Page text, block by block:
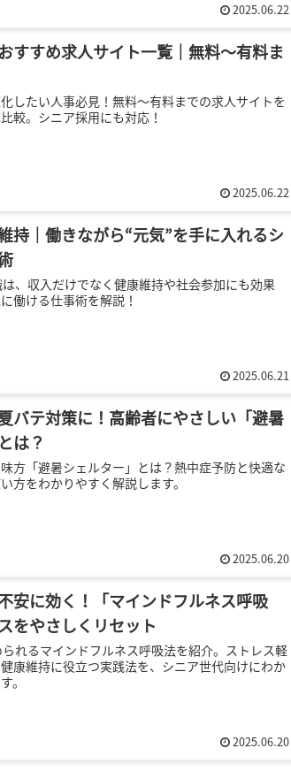
2025.06.22
すすめ求人サイト一覧｜無料～有料ま
したい人事必見！無料〜有料までの求人サイトを
較。シニア採用にも対応！
2025.06.22
持｜働きながら“元気”を手に入れるシ
、収入だけでなく健康維持や社会参加にも効果
働ける仕事術を解説！
2025.06.21
バテ対策に！高齢者にやさしい「避暑
は？
方「避暑シェルター」とは？熱中症予防と快適な
方をわかりやすく解説します。
2025.06.20
安に効く！「マインドフルネス呼吸
をやさしくリセット
れるマインドフルネス呼吸法を紹介。ストレス軽
康維持に役立つ実践法を、シニア世代向けにわか
。
2025.06.20